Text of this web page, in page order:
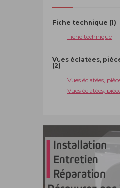
Fiche technique (1)
Fiche technique
Vues éclatées,
(2)
Vues éclatées,
Vues éclatées,